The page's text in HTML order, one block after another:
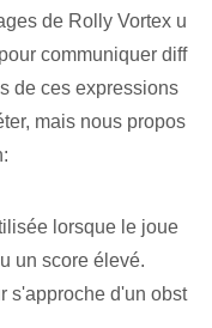
de Rolly Vortex u
communiquer diff
de ces expressions
mais nous propos
lorsque le joue
un score élevé.
s'approche d'un obst